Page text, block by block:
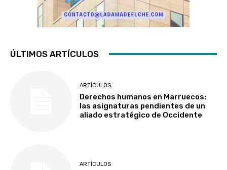
ÚLTIMOS ARTÍCULOS
ARTÍCULOS
Derechos humanos en Marruecos:
las asignaturas pendientes de un
aliado estratégico de Occidente
ARTÍCULOS